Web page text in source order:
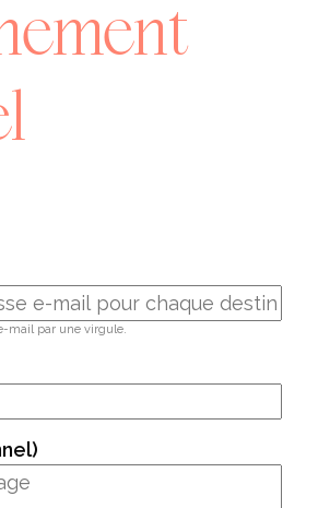
mail par une virgule.